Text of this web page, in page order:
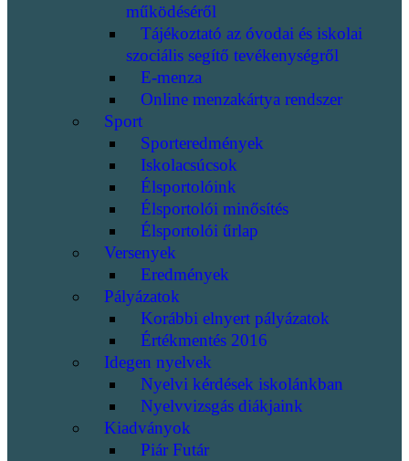
működéséről
Tájékoztató az óvodai és iskolai
szociális segítő tevékenységről
E-menza
Online menzakártya rendszer
Sport
Sporteredmények
Iskolacsúcsok
Élsportolóink
Élsportolói minősítés
Élsportolói űrlap
Versenyek
Eredmények
Pályázatok
Korábbi elnyert pályázatok
Értékmentés 2016
Idegen nyelvek
Nyelvi kérdések iskolánkban
Nyelvvizsgás diákjaink
Kiadványok
Piár Futár